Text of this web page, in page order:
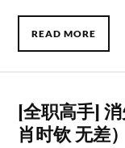
READ MORE
[全职高手]
肖时钦 无差）